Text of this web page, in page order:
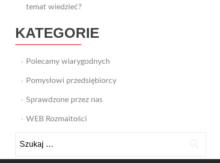
temat wiedzieć?
KATEGORIE
Polecamy wiarygodnych
Pomysłowi przedsiębiorcy
Sprawdzone przez nas
WEB Rozmaitości